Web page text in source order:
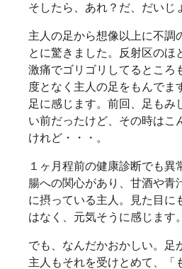
そしたら、あれ？だ、だいじ
主人の足から想像以上に不調
とに驚きました。反射区のほ
激痛でゴリゴリしてるところ
度となく主人の足をもんでま
足に感じます。前回、足もみ
い前だったけど、その時はこ
けれど・・・。
１ヶ月程前の健康診断でも異
腸への関心があり、甘酒や青
に摂っている主人。見た目に
はなく、元気そうに感じます。
でも、なんだかおかしい。足
主人もそれを受けとめて、「